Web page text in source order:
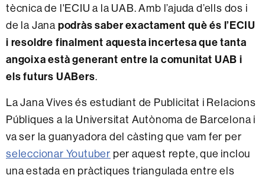
tècnica de l'ECIU a la UAB. Amb l’ajuda d’ells dos i
de la Jana podràs saber exactament què és l’ECIU
i resoldre finalment aquesta incertesa que tanta
angoixa està generant entre la comunitat UAB i
els futurs UABers.
La Jana Vives és estudiant de Publicitat i Relacions
Públiques a la Universitat Autònoma de Barcelona i
va ser la guanyadora del càsting que vam fer per
seleccionar Youtuber per aquest repte, que inclou
una estada en pràctiques triangulada entre els